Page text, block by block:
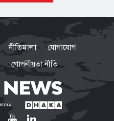
নীতিমালা
যোগাযোগ
গোপনীয়তা নীতি